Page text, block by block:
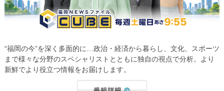
“福岡の今”を深く多面的に…政治・経済から暮らし、文化、スポーツ
まで様々な分野のスペシャリストとともに独自の視点で分析。より
新鮮でより役立つ情報をお届けします。